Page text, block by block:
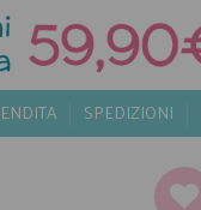
SPEDIZIONI